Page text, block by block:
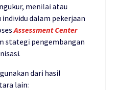
menilai atau
dalam pekerjaan
Assessment Center
stategi pengembangan
dari hasil
lain: